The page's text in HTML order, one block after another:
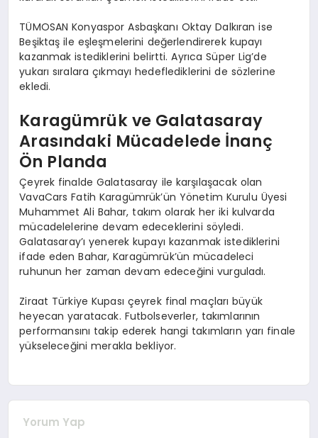
TÜMOSAN Konyaspor Asbaşkanı Oktay Dalkıran ise
Beşiktaş ile eşleşmelerini değerlendirerek kupayı
kazanmak istediklerini belirtti. Ayrıca Süper Lig’de
yukarı sıralara çıkmayı hedeflediklerini de sözlerine
ekledi.
Karagümrük ve Galatasaray
Arasındaki Mücadelede İnanç
Ön Planda
Çeyrek finalde Galatasaray ile karşılaşacak olan
VavaCars Fatih Karagümrük’ün Yönetim Kurulu Üyesi
Muhammet Ali Bahar, takım olarak her iki kulvarda
mücadelelerine devam edeceklerini söyledi.
Galatasaray’ı yenerek kupayı kazanmak istediklerini
ifade eden Bahar, Karagümrük’ün mücadeleci
ruhunun her zaman devam edeceğini vurguladı.
Ziraat Türkiye Kupası çeyrek final maçları büyük
heyecan yaratacak. Futbolseverler, takımlarının
performansını takip ederek hangi takımların yarı finale
yükseleceğini merakla bekliyor.
Yorum Yap